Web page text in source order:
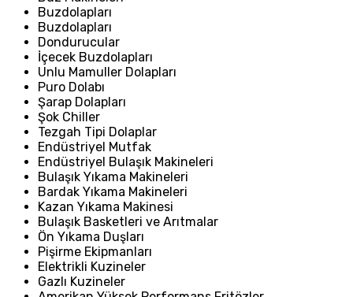
Buzdolapları
Buzdolapları
Dondurucular
İçecek Buzdolapları
Unlu Mamuller Dolapları
Puro Dolabı
Şarap Dolapları
Şok Chiller
Tezgah Tipi Dolaplar
Endüstriyel Mutfak
Endüstriyel Bulaşık Makineleri
Bulaşık Yıkama Makineleri
Bardak Yıkama Makineleri
Kazan Yıkama Makinesi
Bulaşık Basketleri ve Arıtmalar
Ön Yıkama Duşları
Pişirme Ekipmanları
Elektrikli Kuzineler
Gazlı Kuzineler